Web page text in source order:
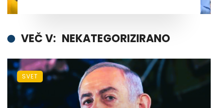
VEČ V: NEKATEGORIZIRANO
SVET